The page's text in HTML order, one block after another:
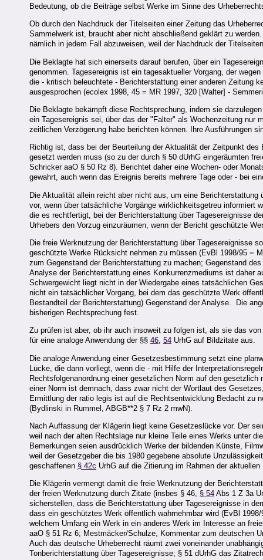
Bedeutung, ob die Beiträge selbst Werke im Sinne des
Ob durch den Nachdruck der Titelseiten einer Zeitung das
Sammelwerk ist, braucht aber nicht abschließend geklärt zu
nämlich in jedem Fall abzuweisen, weil der Nachdruck der
Die Beklagte hat sich einerseits darauf berufen, über ein
genommen. Tagesereignis ist ein tagesaktueller Vorgang, der
die - kritisch beleuchtete - Berichterstattung einer anderen Zeitung
ausgesprochen (ecolex 1998, 45 = MR 1997, 320 [Walter] -
Die Beklagte bekämpft diese Rechtsprechung, indem sie
ein Tagesereignis sei, über das der "Falter" als Wochenzeitung nur
zeitlichen Verzögerung habe berichten können. Ihre Ausführungen
Richtig ist, dass bei der Beurteilung der Aktualität der Zeitpunkt
gesetzt werden muss (so zu der durch § 50 dUrhG eingeräumten
Schricker aaO § 50 Rz 8). Berichtet daher eine Wochen- oder
gewahrt, auch wenn das Ereignis bereits mehrere Tage oder - bei
Die Aktualität allein reicht aber nicht aus, um eine Berichterstattung
vor, wenn über tatsächliche Vorgänge wirklichkeitsgetreu
die es rechtfertigt, bei der Berichterstattung über Tagesereignisse
Urhebers den Vorzug einzuräumen, wenn der Bericht geschützte
Die freie Werknutzung der Berichterstattung über Tagesereignisse
geschützte Werke Rücksicht nehmen zu müssen (EvBl 1998/95 =
zum Gegenstand der Berichterstattung zu machen; Gegenstand
Analyse der Berichterstattung eines Konkurrenzmediums ist daher
Schwergewicht liegt nicht in der Wiedergabe eines tatsächlichen
nicht ein tatsächlicher Vorgang, bei dem das geschützte Werk
Bestandteil der Berichterstattung) Gegenstand der Analyse. Die
bisherigen Rechtsprechung fest.
Zu prüfen ist aber, ob ihr auch insoweit zu folgen ist, als sie das
für eine analoge Anwendung der §§ 46, 54 UrhG auf Bildzitate aus.
Die analoge Anwendung einer Gesetzesbestimmung setzt eine
Lücke, die dann vorliegt, wenn die - mit Hilfe der
Rechtsfolgenanordnung einer gesetzlichen Norm auf den
einer Norm ist demnach, dass zwar nicht der Wortlaut des
Ermittlung der ratio legis ist auf die Rechtsentwicklung Bedacht zu
(Bydlinski in Rummel, ABGB**2 § 7 Rz 2 mwN).
Nach Auffassung der Klägerin liegt keine Gesetzeslücke vor. Der
weil nach der alten Rechtslage nur kleine Teile eines Werks unter
Bemerkungen seien ausdrücklich Werke der bildenden Künste,
weil der Gesetzgeber die bis 1980 gegebene absolute
geschaffenen § 42c UrhG auf die Zitierung im Rahmen der
Die Klägerin vermengt damit die freie Werknutzung der
der freien Werknutzung durch Zitate (insbes § 46, § 54 Abs 1 Z 3a
sicherstellen, dass die Berichterstattung über Tagesereignisse in
dass ein geschütztes Werk öffentlich wahrnehmbar wird (EvBl
welchem Umfang ein Werk in ein anderes Werk im Interesse an
aaO § 51 Rz 6; Mestmäcker/Schulze, Kommentar zum deutschen
Auch das deutsche Urheberrecht räumt zwei voneinander
Tonberichterstattung über Tagesereignisse; § 51 dUrhG das